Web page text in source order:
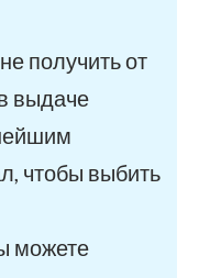
получить от
выдаче
чтобы выбить
можете